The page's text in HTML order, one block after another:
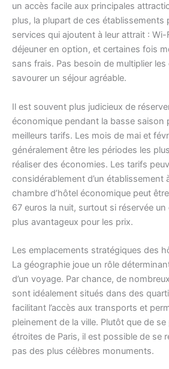
un accès facile aux principales
plus, la plupart de ces établissements
services qui ajoutent à leur attrait :
déjeuner en option, et certaines fois
sans frais. Pas besoin de multiplier
savourer un séjour agréable.
Il est souvent plus judicieux de
économique pendant la basse saison
meilleurs tarifs. Les mois de mai et
généralement être les périodes les
réaliser des économies. Les tarifs
considérablement d’un établissement
chambre d’hôtel économique peut
67 euros la nuit, surtout si réservée
plus avantageux pour les prix.
Les emplacements stratégiques des
La géographie joue un rôle
d’un voyage. Par chance, de
sont idéalement situés dans des
facilitant l’accès aux transports et
pleinement de la ville. Plutôt que de
étroites de Paris, il est possible de se
pas des plus célèbres monuments.